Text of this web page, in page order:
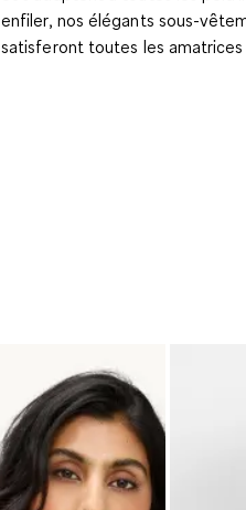
enfiler, nos élégants sous-
satisferont toutes les